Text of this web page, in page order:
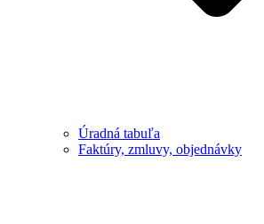
Úradná tabuľa
Faktúry, zmluvy, objednávky